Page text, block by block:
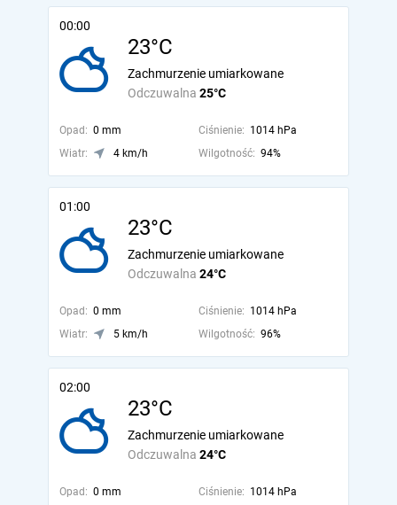
00:00
23°C
Odczuwalna 25°C
Zachmurzenie umiarkowane
Opad: 0 mm Ciśnienie: 1014 hPa
Wiatr:
4 km/h Wilgotność: 94%
01:00
23°C
Odczuwalna 24°C
Zachmurzenie umiarkowane
Opad: 0 mm Ciśnienie: 1014 hPa
Wiatr:
5 km/h Wilgotność: 96%
02:00
23°C
Odczuwalna 24°C
Zachmurzenie umiarkowane
Opad: 0 mm Ciśnienie: 1014 hPa